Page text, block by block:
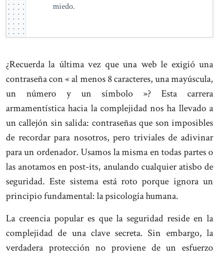
miedo.
¿Recuerda la última vez que una web le exigió una
contraseña con « al menos 8 caracteres, una mayúscula,
un número y un símbolo »? Esta carrera
armamentística hacia la complejidad nos ha llevado a
un callejón sin salida: contraseñas que son imposibles
de recordar para nosotros, pero triviales de adivinar
para un ordenador. Usamos la misma en todas partes o
las anotamos en post-its, anulando cualquier atisbo de
seguridad. Este sistema está roto porque ignora un
principio fundamental: la psicología humana.
La creencia popular es que la seguridad reside en la
complejidad de una clave secreta. Sin embargo, la
verdadera protección no proviene de un esfuerzo